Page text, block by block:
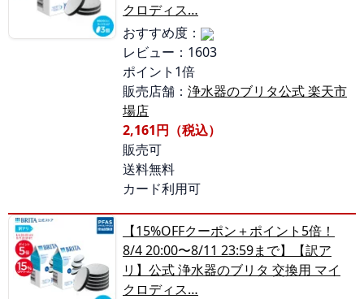
クロディス…
おすすめ度：
レビュー：1603
ポイント1倍
販売店舗： 浄水器のブリタ公式 楽天市
場店
2,161円（税込）
販売可
送料無料
カード利用可
【15%OFFクーポン＋ポイント5倍！
8/4 20:00〜8/11 23:59まで】【訳ア
リ】公式 浄水器のブリタ 交換用 マイ
クロディス…